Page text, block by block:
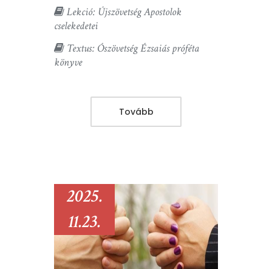
Lekció: Újszövetség Apostolok
cselekedetei
Textus: Ószövetség Ézsaiás próféta
könyve
Tovább
2025.
11.23.